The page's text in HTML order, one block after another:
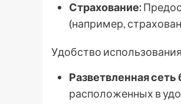
Страхование:
(например,
Удобство
Разветвленная сеть
расположенных в